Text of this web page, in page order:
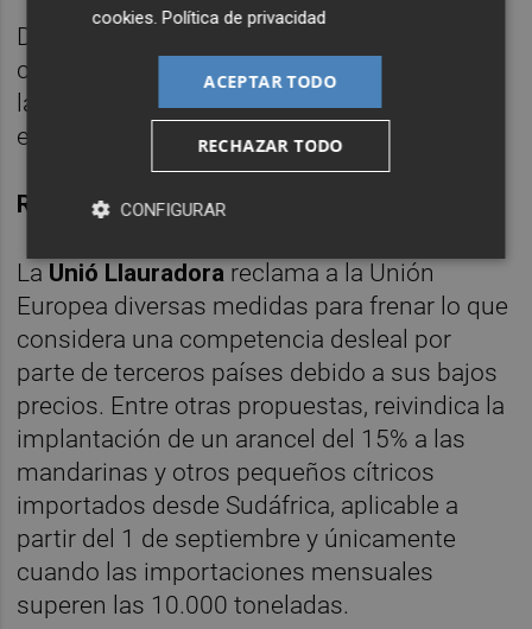
De este modo, la primera parte de la
campaña citrícola estuvo condicionada por
la sobreoferta en el mercado europeo y por
el elevado coste de la fruta en campo.
Reivindicaciones
La Unió Llauradora reclama a la Unión
Europea diversas medidas para frenar lo que
considera una competencia desleal por
parte de terceros países debido a sus bajos
precios. Entre otras propuestas, reivindica la
implantación de un arancel del 15% a las
mandarinas y otros pequeños cítricos
importados desde Sudáfrica, aplicable a
partir del 1 de septiembre y únicamente
cuando las importaciones mensuales
superen las 10.000 toneladas.
cookies .Política de privacidad
ACEPTAR TODO
RECHAZAR TODO
CONFIGURAR